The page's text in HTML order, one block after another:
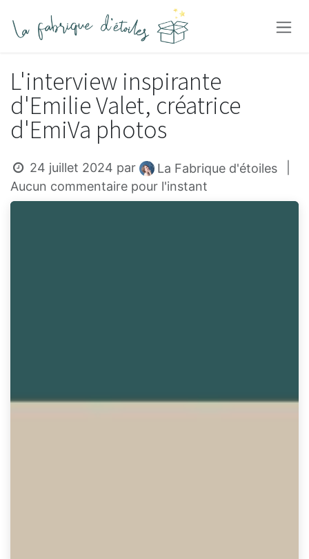
L'interview inspirante
d'Emilie Valet, créatrice
d'EmiVa photos
24 juillet 2024 par La Fabrique d'étoiles
Aucun commentaire pour l'instant